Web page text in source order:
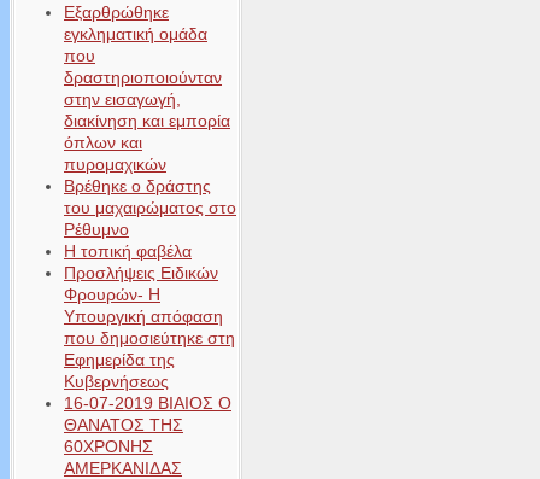
Εξαρθρώθηκε
εγκληματική ομάδα
που
δραστηριοποιούνταν
στην εισαγωγή,
διακίνηση και εμπορία
όπλων και
πυρομαχικών
Βρέθηκε ο δράστης
του μαχαιρώματος στο
Ρέθυμνο
Η τοπική φαβέλα
Προσλήψεις Ειδικών
Φρουρών- Η
Υπουργική απόφαση
που δημοσιεύτηκε στη
Εφημερίδα της
Κυβερνήσεως
16-07-2019 ΒΙΑΙΟΣ Ο
ΘΑΝΑΤΟΣ ΤΗΣ
60ΧΡΟΝΗΣ
ΑΜΕΡΚΑΝΙΔΑΣ